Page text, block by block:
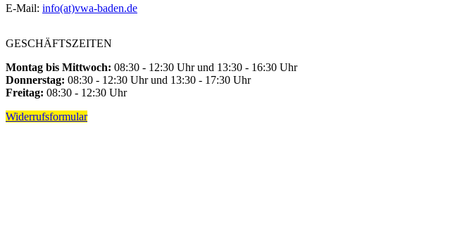
E-Mail: info(at)vwa-baden.de
GESCHÄFTSZEITEN
Montag bis Mittwoch: 08:30 - 12:30 Uhr und 13:30 - 16:30 Uhr
Donnerstag: 08:30 - 12:30 Uhr und 13:30 - 17:30 Uhr
Freitag: 08:30 - 12:30 Uhr
Widerrufsformular